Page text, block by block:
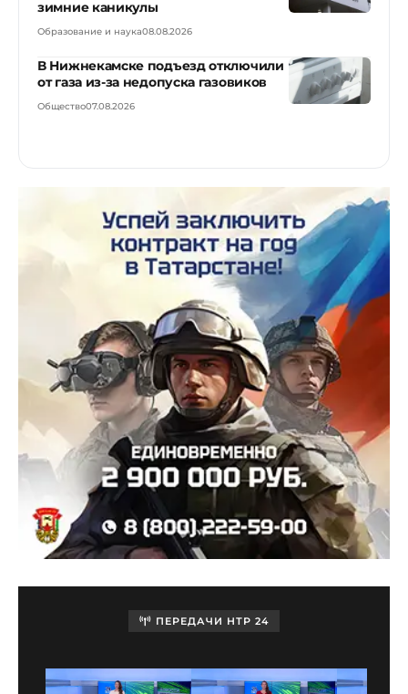
зимние каникулы
Образование и наука08.08.2026
В Нижнекамске подъезд отключили
от газа из-за недопуска газовиков
Общество07.08.2026
ПЕРЕДАЧИ НТР 24